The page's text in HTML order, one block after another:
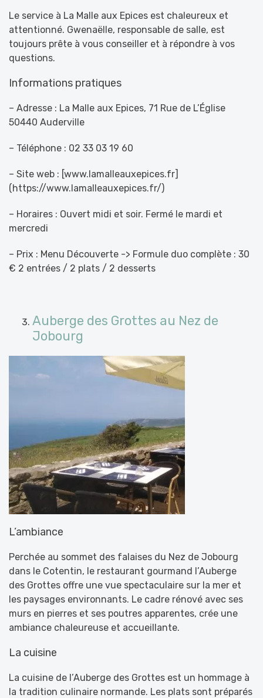
Le service à La Malle aux Epices est chaleureux et
attentionné. Gwenaëlle, responsable de salle, est
toujours prête à vous conseiller et à répondre à vos
questions.
Informations pratiques
– Adresse : La Malle aux Epices, 71 Rue de L’Église
50440 Auderville
– Téléphone : 02 33 03 19 60
– Site web : [www.lamalleauxepices.fr]
(https://www.lamalleauxepices.fr/)
– Horaires : Ouvert midi et soir. Fermé le mardi et
mercredi
– Prix : Menu Découverte -> Formule duo complète : 30
€ 2 entrées / 2 plats / 2 desserts
Auberge des Grottes au Nez de
Jobourg
L’ambiance
Perchée au sommet des falaises du Nez de Jobourg
dans le Cotentin, le restaurant gourmand l’Auberge
des Grottes offre une vue spectaculaire sur la mer et
les paysages environnants. Le cadre rénové avec ses
murs en pierres et ses poutres apparentes, crée une
ambiance chaleureuse et accueillante.
La cuisine
La cuisine de l’Auberge des Grottes est un hommage à
la tradition culinaire normande. Les plats sont préparés